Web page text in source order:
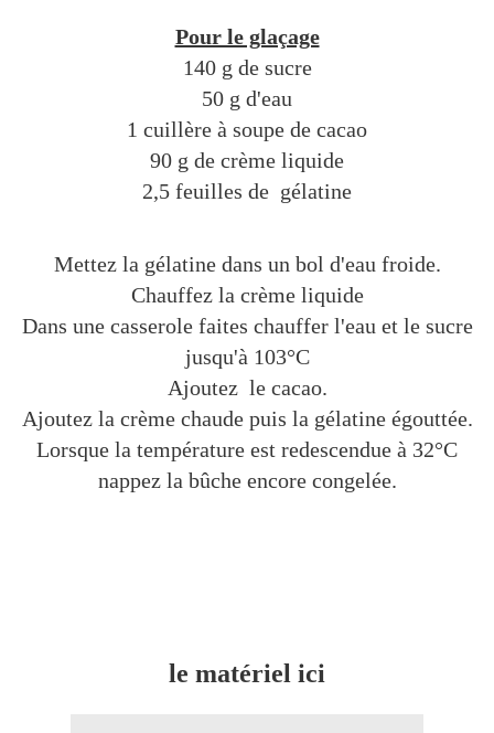
Pour le glaçage
140 g de sucre
50 g d'eau
1 cuillère à soupe de cacao
90 g de crème liquide
2,5 feuilles de gélatine
Mettez la gélatine dans un bol d'eau froide.
Chauffez la crème liquide
Dans une casserole faites chauffer l'eau et le sucre
jusqu'à 103°C
Ajoutez le cacao.
Ajoutez la crème chaude puis la gélatine égouttée.
Lorsque la température est redescendue à 32°C
nappez la bûche encore congelée.
le matériel ici